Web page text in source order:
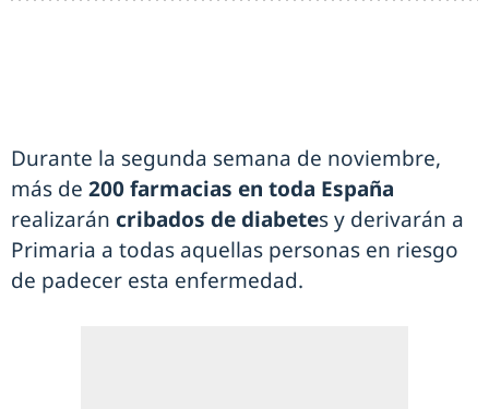
Durante la segunda semana de noviembre,
más de 200 farmacias en toda España
realizarán cribados de diabetes y derivarán a
Primaria a todas aquellas personas en riesgo
de padecer esta enfermedad.